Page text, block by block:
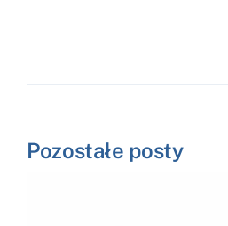
Pozostałe posty